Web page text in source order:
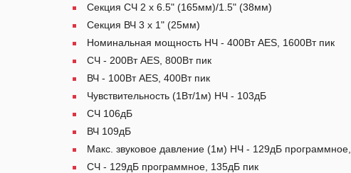
Секция СЧ 2 x 6.5" (165мм)/1.5" (38мм)
Секция ВЧ 3 x 1" (25мм)
Номинальная мощность НЧ - 400Вт AES, 1600Вт пик
СЧ - 200Вт AES, 800Вт пик
ВЧ - 100Вт AES, 400Вт пик
Чувствительность (1Вт/1м) НЧ - 103дБ
СЧ 106дБ
ВЧ 109дБ
Макс. звуковое давление (1м) НЧ - 129дБ
СЧ - 129дБ программное, 135дБ пик